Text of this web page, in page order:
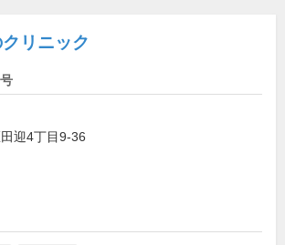
リニック
迎4丁目9-36